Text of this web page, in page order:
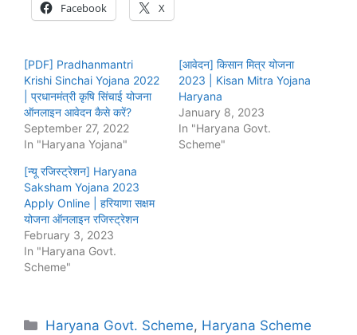
Facebook X
[PDF] Pradhanmantri
Krishi Sinchai Yojana 2022
| प्रधानमंत्री कृषि सिंचाई योजना
ऑनलाइन आवेदन कैसे करें?
September 27, 2022
In "Haryana Yojana"
[आवेदन] किसान मित्र योजना
2023 | Kisan Mitra Yojana
Haryana
January 8, 2023
In "Haryana Govt.
Scheme"
[न्यू रजिस्ट्रेशन] Haryana
Saksham Yojana 2023
Apply Online | हरियाणा सक्षम
योजना ऑनलाइन रजिस्ट्रेशन
February 3, 2023
In "Haryana Govt.
Scheme"
Categories
Haryana Govt. Scheme, Haryana Scheme